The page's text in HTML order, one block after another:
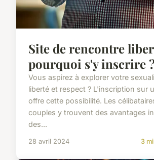
Site de rencontre
pourquoi s'y inscrire
Vous aspirez à explorer votre
liberté et respect ? L'inscription sur
offre cette possibilité. Les
couples y trouvent des avantages
des...
28 avril 2024 3